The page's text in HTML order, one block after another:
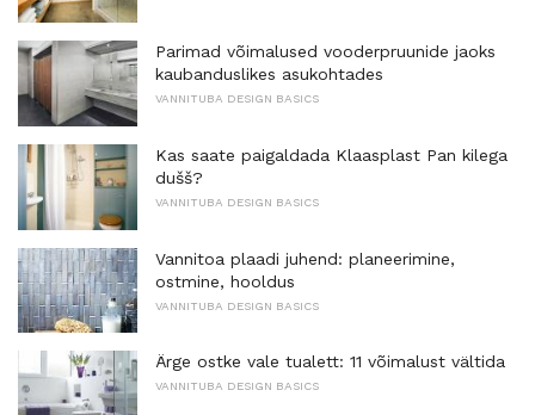
Parimad võimalused vooderpruunide jaoks
kaubanduslikes asukohtades
VANNITUBA DESIGN BASICS
Kas saate paigaldada Klaasplast Pan kilega
dušš?
VANNITUBA DESIGN BASICS
Vannitoa plaadi juhend: planeerimine,
ostmine, hooldus
VANNITUBA DESIGN BASICS
Ärge ostke vale tualett: 11 võimalust vältida
VANNITUBA DESIGN BASICS